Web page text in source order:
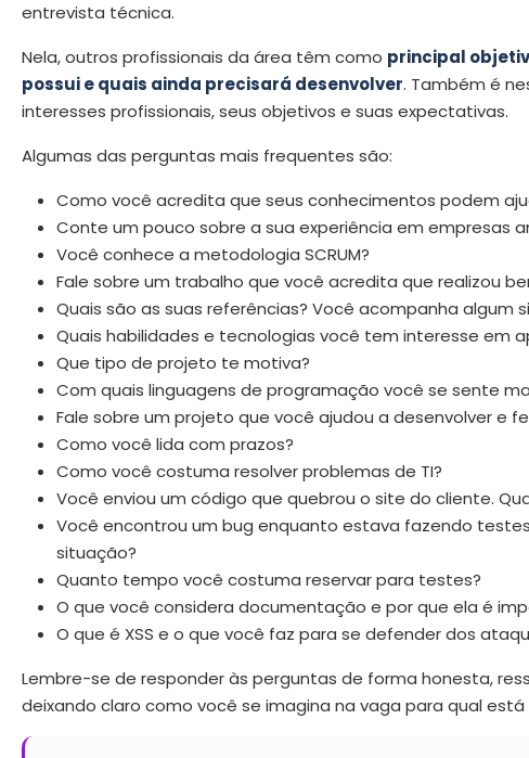
entrevista técnica.
Nela, outros profissionais da área têm como principal
possui e quais ainda precisará desenvolver. Também é
interesses profissionais, seus objetivos e suas expectativas.
Algumas das perguntas mais frequentes são:
Como você acredita que seus conhecimentos podem
Conte um pouco sobre a sua experiência em empresas
Você conhece a metodologia SCRUM?
Fale sobre um trabalho que você acredita que realizou
Quais são as suas referências? Você acompanha algum
Quais habilidades e tecnologias você tem interesse em
Que tipo de projeto te motiva?
Com quais linguagens de programação você se sente
Fale sobre um projeto que você ajudou a desenvolver e
Como você lida com prazos?
Como você costuma resolver problemas de TI?
Você enviou um código que quebrou o site do cliente.
Você encontrou um bug enquanto estava fazendo
situação?
Quanto tempo você costuma reservar para testes?
O que você considera documentação e por que ela é
O que é XSS e o que você faz para se defender dos
Lembre-se de responder às perguntas de forma honesta,
deixando claro como você se imagina na vaga para qual está